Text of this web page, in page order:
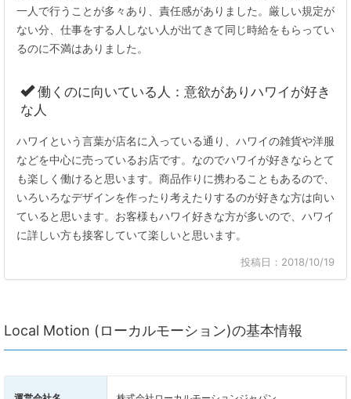
一人で行うことが多々あり、責任感がありました。厳しい規定が
ない分、仕事をする人しない人が出てきて同じ時給をもらってい
るのに不満はありました。
働くのに向いている人：意欲がありハワイが好き
な人
ハワイという言葉が店名に入っている通り、ハワイの雑貨や洋服
などを中心に売っているお店です。なのでハワイが好きならとて
も楽しく働けると思います。商品作りに携わることもあるので、
いろいろなデザインを作ったり考えたりするのが好きな方は向い
ていると思います。お客様もハワイ好きな方が多いので、ハワイ
に詳しい方も接客していて楽しいと思います。
投稿日：2018/10/19
Local Motion (ローカルモーション)の基本情報